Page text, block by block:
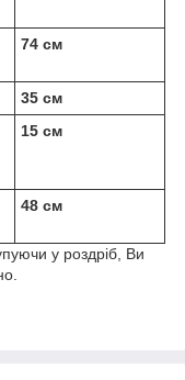
74 см
35 см
15 см
48 см
у роздріб, Ви